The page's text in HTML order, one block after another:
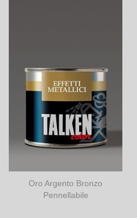
Oro Argento Bronzo
Pennellabile